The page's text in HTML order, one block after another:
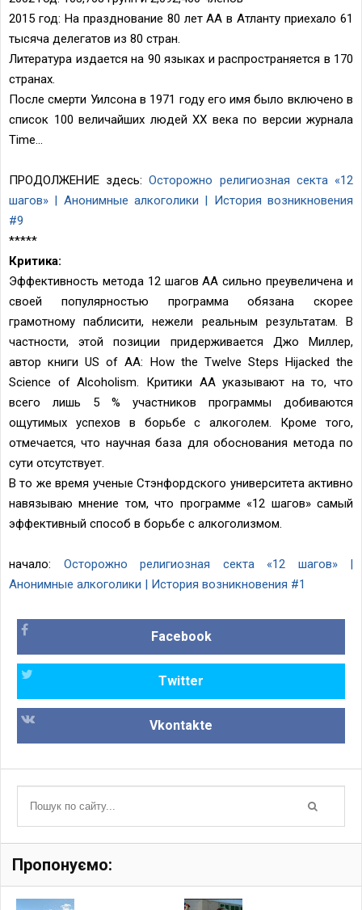
2015 год: На празднование 80 лет АА в Атланту приехало 61
тысяча делегатов из 80 стран.
Литература издается на 90 языках и распространяется в 170
странах.
После смерти Уилсона в 1971 году его имя было включено в
список 100 величайших людей XX века по версии журнала
Time...
ПРОДОЛЖЕНИЕ здесь:Осторожно религиозная секта «12
шагов» | Анонимные алкоголики | История возникновения
#9
*****
Критика:
Эффективность метода 12 шагов АА сильно преувеличена и
своей популярностью программа обязана скорее
грамотному паблисити, нежели реальным результатам. В
частности, этой позиции придерживается Джо Миллер,
автор книги US of AA: How the Twelve Steps Hijacked the
Science of Alcoholism. Критики АА указывают на то, что
всего лишь 5 % участников программы добиваются
ощутимых успехов в борьбе с алкоголем. Кроме того,
отмечается, что научная база для обоснования метода по
сути отсутствует.
В то же время ученые Стэнфордского университета активно
навязываю мнение том, что программе «12 шагов» самый
эффективный способ в борьбе с алкоголизмом.
начало: Осторожно религиозная секта «12 шагов» |
Анонимные алкоголики | История возникновения #1
Facebook
Twitter
Vkontakte
Пропонуємо: